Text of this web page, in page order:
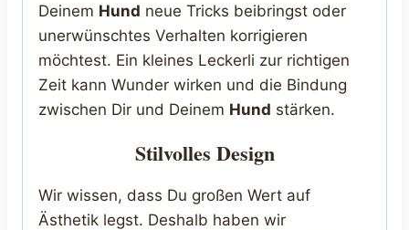
Deinem Hund neue Tricks beibringst oder
unerwünschtes Verhalten korrigieren
möchtest. Ein kleines Leckerli zur richtigen
Zeit kann Wunder wirken und die Bindung
zwischen Dir und Deinem Hund stärken.
Stilvolles Design
Wir wissen, dass Du großen Wert auf
Ästhetik legst. Deshalb haben wir